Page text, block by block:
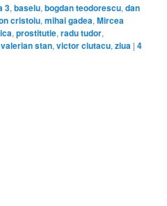
3,baselu,bogdan teodorescu,dan
cristoiu,mihai gadea,Mircea
,prostitutie,radu tudor,
valerian stan,victor ciutacu,ziua |4